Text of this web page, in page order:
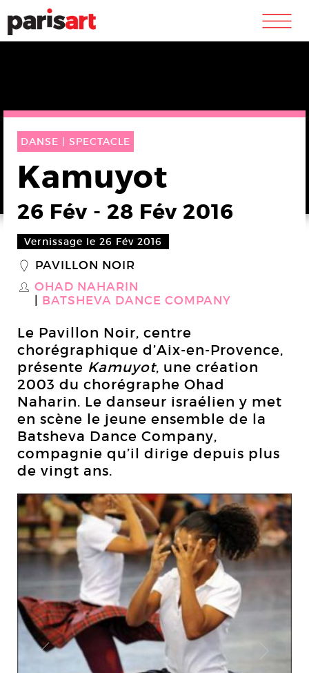
m
DANSE | SPECTACLE
Kamuyot
26 Fév - 28 Fév 2016
Vernissage le 26 Fév 2016
_ PAVILLON NOIR
S OHAD NAHARIN
BATSHEVA DANCE COMPANY
Le Pavillon Noir, centre
chorégraphique d’Aix-en-Provence,
présente Kamuyot, une création
2003 du chorégraphe Ohad
Naharin. Le danseur israélien y met
en scène le jeune ensemble de la
Batsheva Dance Company,
compagnie qu’il dirige depuis plus
de vingt ans.